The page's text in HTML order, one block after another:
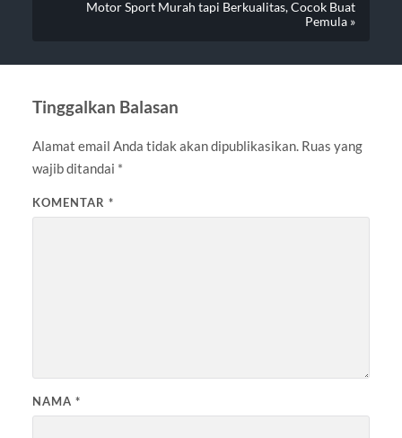
Motor Sport Murah tapi Berkualitas, Cocok Buat
Pemula »
Tinggalkan Balasan
Alamat email Anda tidak akan dipublikasikan. Ruas yang
wajib ditandai *
KOMENTAR *
NAMA *